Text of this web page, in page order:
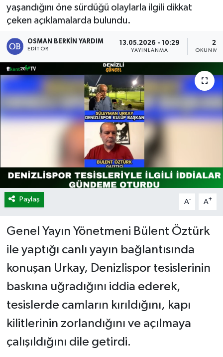
yaşandığını öne sürdüğü olaylarla ilgili dikkat
çeken açıklamalarda bulundu.
OSMAN BERKIN YARDIM
EDITÖR
13.05.2026 - 10:29
YAYINLANMA
2
OKUNMA
Paylaş A- A+
Genel Yayın Yönetmeni Bülent Öztürk
ile yaptığı canlı yayın bağlantısında
konuşan Urkay, Denizlispor tesislerinin
baskına uğradığını iddia ederek,
tesislerde camların kırıldığını, kapı
kilitlerinin zorlandığını ve açılmaya
çalışıldığını dile getirdi.